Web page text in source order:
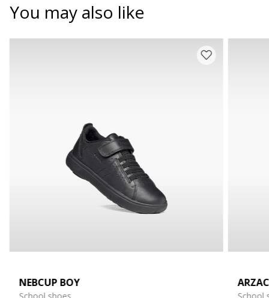
You may also like
NEBCUP BOY